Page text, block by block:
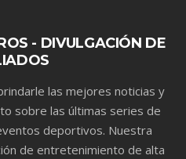
- DIVULGACIÓN DE
las mejores noticias y
sobre las últimas series de
deportivos. Nuestra
de entretenimiento de alta